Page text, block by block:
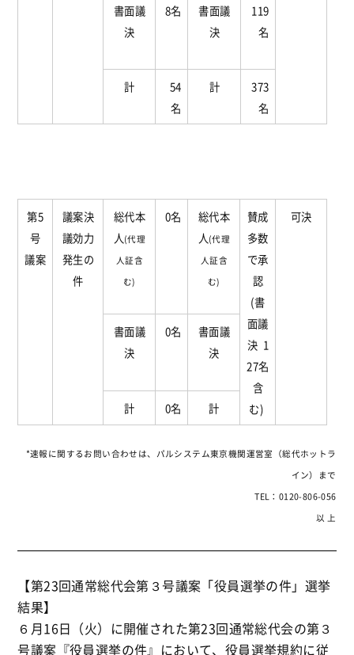
書面議
決
8名
書面議
決
119
名
計
54
名
計
373
名
第5
号
議案
議案決
議効力
発生の
件
総代本
人(代理
人証含
む)
0名
総代本
人(代理
人証含
む)
賛成
多数
で承
認
(書
面議
決 1
27名
含
む)
可決
書面議
決
0名
書面議
決
計 0名 計
*速報に関するお問い合わせは、パルシステム東京機関運営室（総代ホットラ
イン）まで
TEL：0120-806-056
以 上
【第23回通常総代会第３号議案「役員選挙の件」選挙
結果】
６月16日（火）に開催された第23回通常総代会の第３
号議案『役員選挙の件』において、役員選挙規約に従